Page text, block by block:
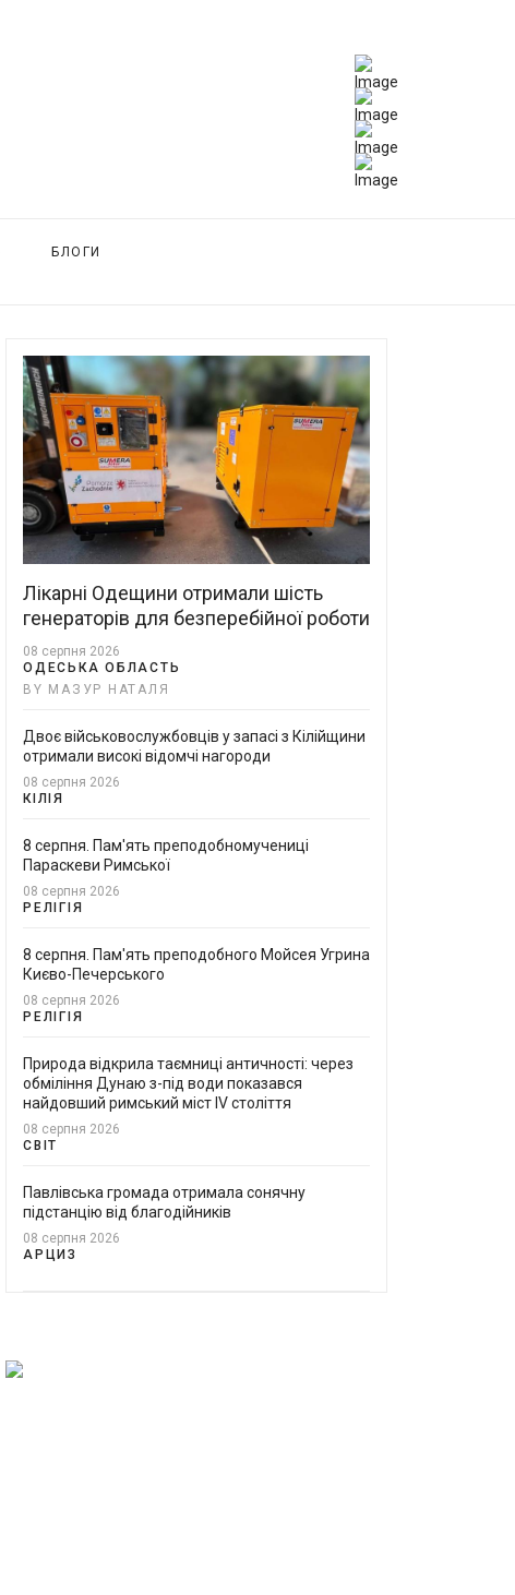
БЛОГИ
Лікарні Одещини отримали шість
генераторів для безперебійної роботи
08 серпня 2026
ОДЕСЬКА ОБЛАСТЬ
BY МАЗУР НАТАЛЯ
Двоє військовослужбовців у запасі з Кілійщини
отримали високі відомчі нагороди
08 серпня 2026
КІЛІЯ
8 серпня. Пам'ять преподобномучениці
Параскеви Римської
08 серпня 2026
РЕЛІГІЯ
8 серпня. Пам'ять преподобного Мойсея Угрина
Києво-Печерського
08 серпня 2026
РЕЛІГІЯ
Природа відкрила таємниці античності: через
обміління Дунаю з-під води показався
найдовший римський міст IV століття
08 серпня 2026
СВІТ
Павлівська громада отримала сонячну
підстанцію від благодійників
08 серпня 2026
АРЦИЗ